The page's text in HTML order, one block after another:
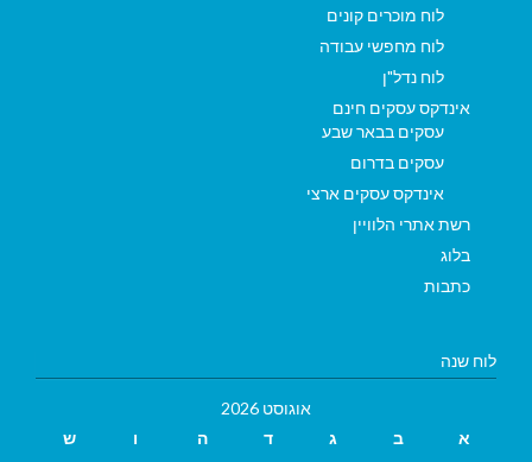
לוח מוכרים קונים
לוח מחפשי עבודה
לוח נדל"ן
אינדקס עסקים חינם
עסקים בבאר שבע
עסקים בדרום
אינדקס עסקים ארצי
רשת אתרי הלוויין
בלוג
כתבות
לוח שנה
אוגוסט 2026
א
ב ג ד ה ו ש